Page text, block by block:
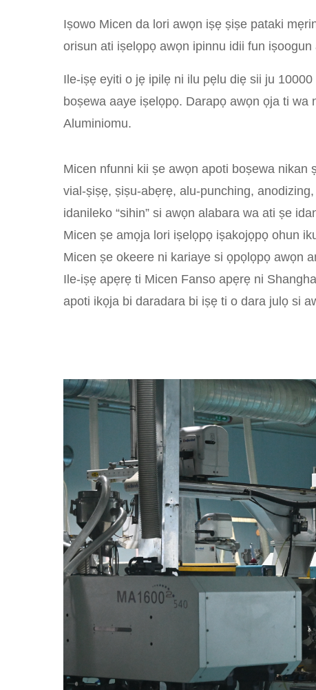
Iṣowo Micen da lori awọn iṣẹ ṣiṣe pataki
orisun ati iṣelọpọ awọn ipinnu idii fun iṣoogun
Ile-iṣẹ eyiti o jẹ ipilẹ ni ilu pẹlu diẹ sii ju
boṣewa aaye iṣelọpọ. Darapọ awọn ọja ti wa
Aluminiomu.
Micen nfunni kii ṣe awọn apoti boṣewa
vial-ṣiṣẹ, ṣiṣu-abẹrẹ, alu-punching,
idanileko “sihin” si awọn alabara wa ati ṣe
Micen ṣe amọja lori iṣelọpọ iṣakojọpọ ohun
Micen ṣe okeere ni kariaye si ọpọlọpọ awọn
Ile-iṣẹ apẹrẹ ti Micen Fanso apẹrẹ ni
apoti ikọja bi daradara bi iṣẹ ti o dara julọ si